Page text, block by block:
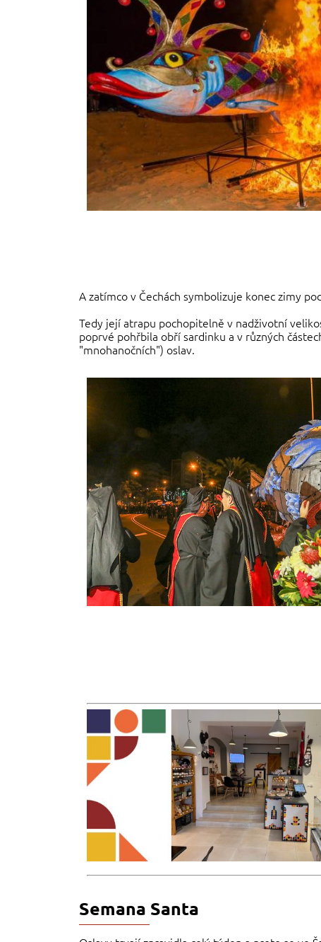
A zatímco v Čechách symbolizuje konec zimy
Tedy její atrapu pochopitelně v nadživotní
poprvé pohřbila obří sardinku a v různých
"mnohanočních") oslav.
Semana Santa